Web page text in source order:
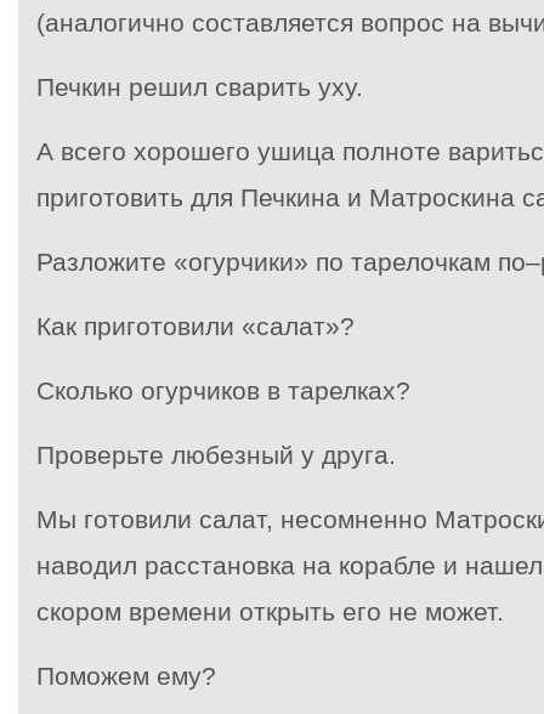
(аналогично составляется вопрос на
Печкин решил сварить уху.
А всего хорошего ушица полноте
приготовить для Печкина и Матроскина
Разложите «огурчики» по тарелочкам
Как приготовили «салат»?
Сколько огурчиков в тарелках?
Проверьте любезный у друга.
Мы готовили салат, несомненно
наводил расстановка на корабле и
скором времени открыть его не может.
Поможем ему?